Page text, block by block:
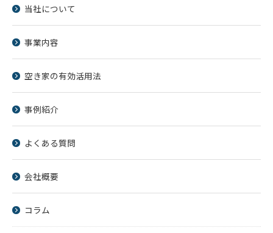
当社について
事業内容
空き家の有効活用法
事例紹介
よくある質問
会社概要
コラム